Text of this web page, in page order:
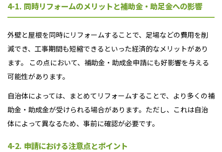
4-1. 同時リフォームのメリットと補助金・助足金への影響
外壁と屋根を同時にリフォームすることで、足場などの費用を削
減でき、工事期間も短縮できるといった経済的なメリットがあり
ます。 この点において、補助金・助成金申請にも好影響を与える
可能性があります。
自治体によっては、まとめてリフォームすることで、より多くの補
助金・助成金が受けられる場合があります。ただし、これは自治
体によって異なるため、事前に確認が必要です。
4-2. 申請における注意点とポイント